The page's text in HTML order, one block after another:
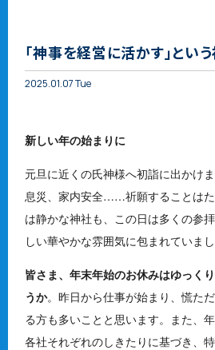
「神事を経営に活かす」とい
2025.01.07 Tue
新しい年の始まりに
元旦に近くの氏神様へ初詣に出かけ
息災、家内安全……祈願することは
は静かな神社も、この日は多くの参
しい華やかな雰囲気に包まれていまし
皆さま、年末年始のお休みはゆっく
うか。昨日から仕事が始まり、慌た
る方も多いことと思います。また、
各社それぞれのしきたりに基づき、